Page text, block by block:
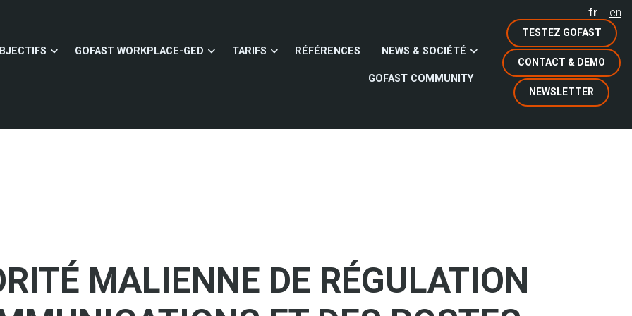
fr en
TESTEZ GOFAST
CONTACT & DEMO
NEWSLETTER
GOFAST WORKPLACE-GED TARIFS RÉFÉRENCES NEWS & SOCIÉTÉ
GOFAST COMMUNITY
MALIENNE DE RÉGULATION